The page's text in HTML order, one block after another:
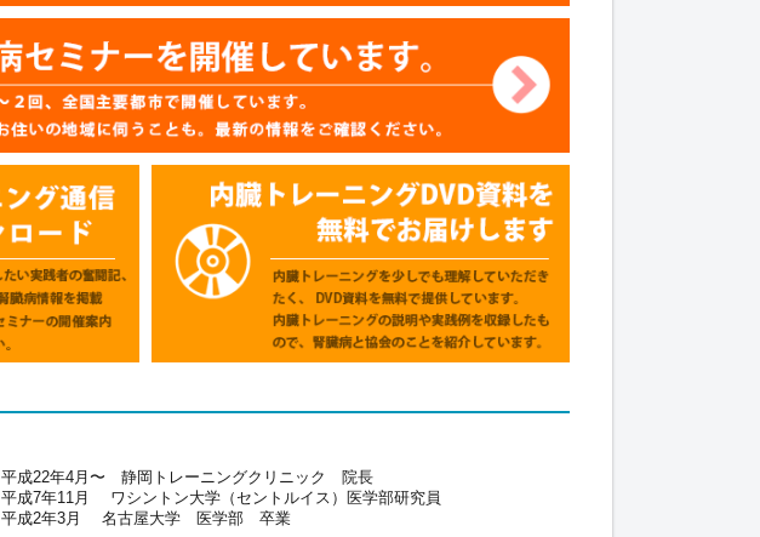
平成22年4月〜 静岡トレーニングクリニック 院長
平成7年11月 ワシントン大学（セントルイス）医学部研究員
平成2年3月 名古屋大学 医学部 卒業